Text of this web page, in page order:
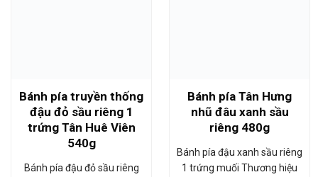
Bánh pía truyền thống
đậu đỏ sầu riêng 1
trứng Tân Huê Viên
540g
Bánh pía đậu đỏ sầu riêng
Bánh pía Tân Hưng
nhũ đâu xanh sầu
riêng 480g
Bánh pía đậu xanh sầu riêng
1 trứng muối Thương hiệu